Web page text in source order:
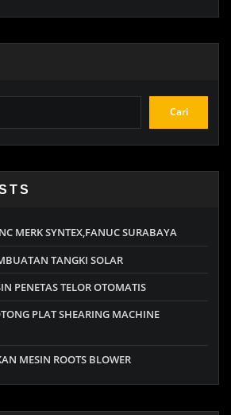
Cari
MERK SYNTEX,FANUC SURABAYA
TANGKI SOLAR
PENETAS TELOR OTOMATIS
PLAT SHEARING MACHINE
MESIN ROOTS BLOWER